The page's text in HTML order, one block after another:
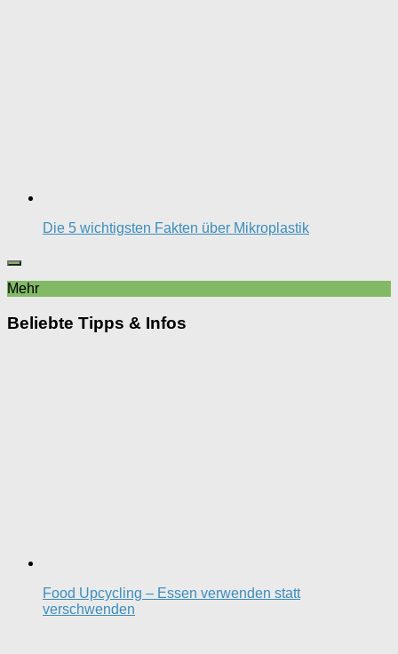
Die 5 wichtigsten Fakten über Mikroplastik
Mehr
Beliebte Tipps & Infos
Food Upcycling – Essen verwenden statt
verschwenden